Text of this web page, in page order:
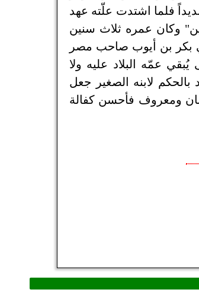
فلما اشتدت علّته عهد
وكان عمره ثلاث سنين
بكر بن أيوب صاحب مصر
عمّه البلاد عليه ولا
بالحكم لابنه الصغير جعل
ومعروف فأحسن كفالة